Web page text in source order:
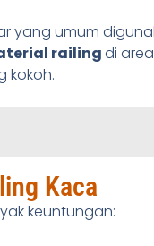
yang umum
railingdi
kokoh.
Kaca
keuntungan: